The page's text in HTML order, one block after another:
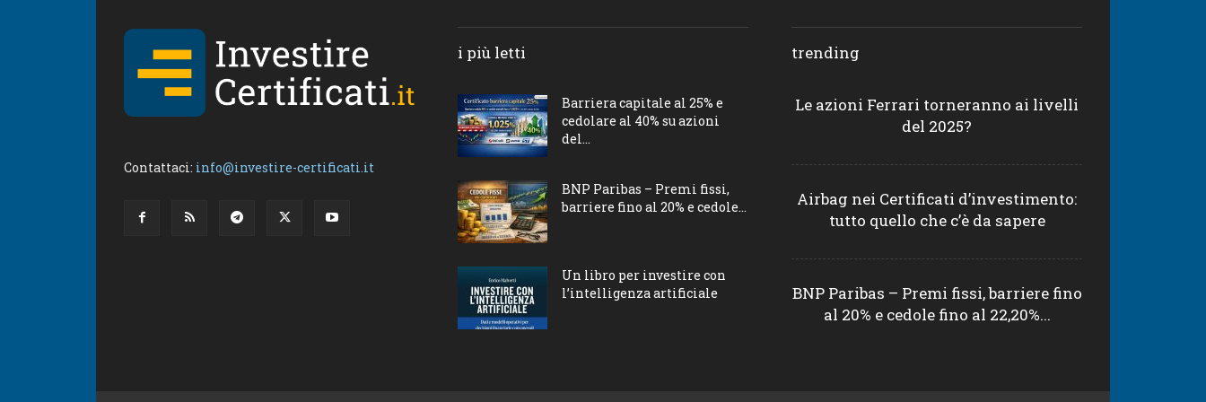
Contattaci: info@investire-certificati.it
i più letti
Barriera capitale al 25% e
cedolare al 40% su azioni
del...
BNP Paribas – Premi fissi,
barriere fino al 20% e cedole...
Un libro per investire con
l’intelligenza artificiale
trending
Le azioni Ferrari torneranno ai livelli
del 2025?
Airbag nei Certificati d’investimento:
tutto quello che c’è da sapere
BNP Paribas – Premi fissi, barriere fino
al 20% e cedole fino al 22,20%...